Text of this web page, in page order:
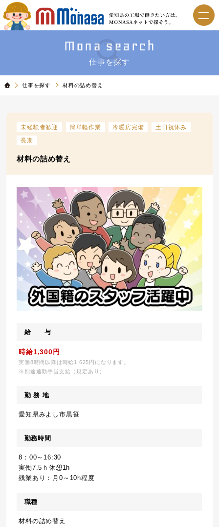
Mona search
仕事を探す
仕事を探す 材料の詰め替え
未経験者歓迎 簡単軽作業 冷暖房完備
土日祝休み
長期
材料の詰め替え
給 与
時給1,300円
実働8時間以降は時給1,625円になります。
※別途通勤手当支給（規定あり）
勤 務 地
愛知県みよし市黒笹
勤務時間
8：00～16:30
実働7.5ｈ休憩1h
残業あり：月0～10h程度
職種
材料の詰め替え